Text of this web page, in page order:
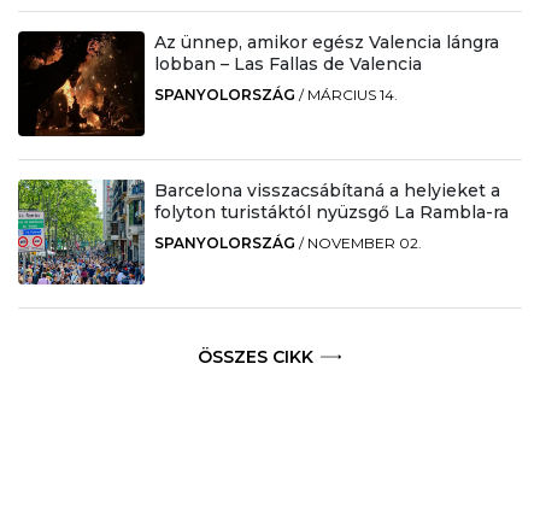
Az ünnep, amikor egész Valencia lángra
lobban – Las Fallas de Valencia
SPANYOLORSZÁG / MÁRCIUS 14.
Barcelona visszacsábítaná a helyieket a
folyton turistáktól nyüzsgő La Rambla-ra
SPANYOLORSZÁG / NOVEMBER 02.
ÖSSZES CIKK